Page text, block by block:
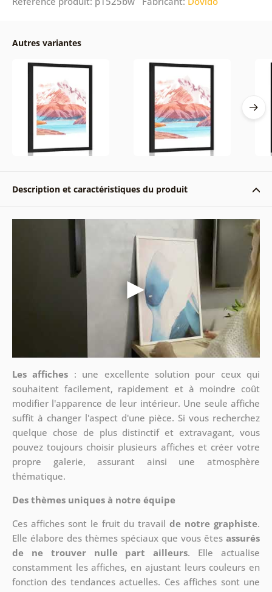
Autres variantes
Description et caractéristiques du produit
Les affiches : une excellente solution pour ceux qui
souhaitent facilement, rapidement et à moindre coût
modifier l'apparence de leur intérieur. Une seule affiche
suffit à changer l'aspect d'une pièce. Si vous recherchez
quelque chose de plus distinctif et extravagant, vous
pouvez toujours choisir plusieurs affiches et créer votre
propre galerie, assurant ainsi une atmosphère
thématique.
Des thèmes uniques à notre équipe
Ces affiches sont le fruit du travail de notre graphiste.
Elle élabore des thèmes spéciaux que vous êtesassurés
de ne trouver nulle part ailleurs. Elle actualise
constamment les affiches, en ajustant leurs couleurs en
fonction des tendances actuelles. Ces affiches sont une